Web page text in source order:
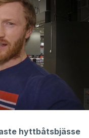
hyttbåtsbjässe